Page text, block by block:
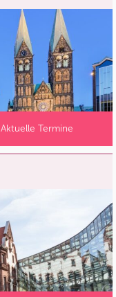
Aktuelle Termine